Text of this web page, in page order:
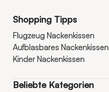
Shopping Tipps
Flugzeug Nackenkissen
Aufblasbares Nackenkissen
Kinder Nackenkissen
Beliebte Kategorien